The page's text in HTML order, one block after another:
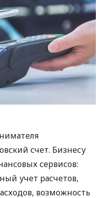
счет. Бизнесу
сервисов:
учет расчетов,
возможность